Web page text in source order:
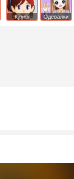
Кухня
Одевалки